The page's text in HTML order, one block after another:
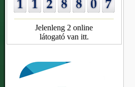
Jelenleng 2 online
látogató van itt.